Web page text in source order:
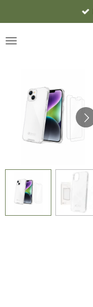
Hauptinhalt
springen